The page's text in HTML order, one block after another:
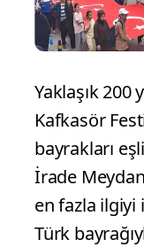
Yaklaşık 200
Kafkasör
bayrakları
İrade
en fazla ilgiyi
Türk